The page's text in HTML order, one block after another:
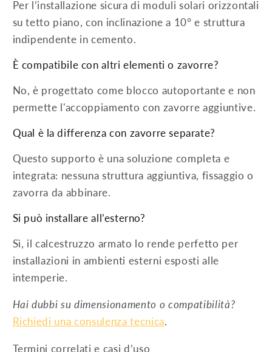
Per l’installazione sicura di moduli solari orizzontali
su tetto piano, con inclinazione a 10° e struttura
indipendente in cemento.
È compatibile con altri elementi o zavorre?
No, è progettato come blocco autoportante e non
permette l'accoppiamento con zavorre aggiuntive.
Qual è la differenza con zavorre separate?
Questo supporto è una soluzione completa e
integrata: nessuna struttura aggiuntiva, fissaggio o
zavorra da abbinare.
Si può installare all’esterno?
Sì, il calcestruzzo armato lo rende perfetto per
installazioni in ambienti esterni esposti alle
intemperie.
Hai dubbi su dimensionamento o compatibilità?
Richiedi una consulenza tecnica.
Termini correlati e casi d’uso